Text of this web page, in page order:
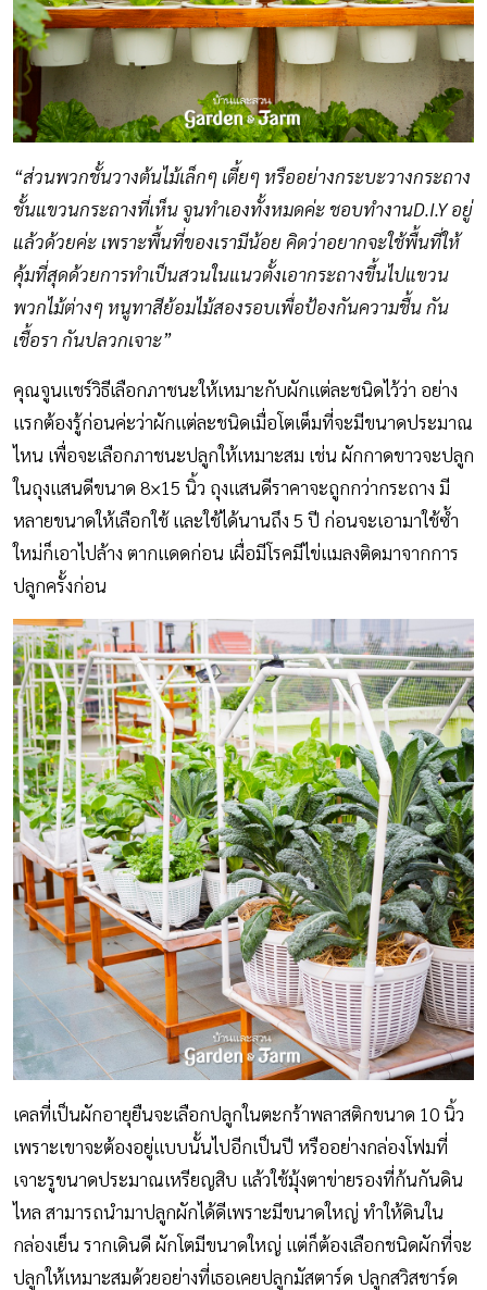
“ส่วนพวกชั้นวางต้นไม้เล็กๆ เตี้ยๆ หรืออย่างกระบะวางกระถาง
ชั้นแขวนกระถางที่เห็น จูนทำเองทั้งหมดค่ะ ชอบทำงานD.I.Y อยู่
แล้วด้วยค่ะ เพราะพื้นที่ของเรามีน้อย คิดว่าอยากจะใช้พื้นที่ให้
คุ้มที่สุดด้วยการทำเป็นสวนในแนวตั้งเอากระถางขึ้นไปแขวน
พวกไม้ต่างๆ หนูทาสีย้อมไม้สองรอบเพื่อป้องกันความชื้น กัน
เชื้อรา กันปลวกเจาะ”
คุณจูนแชร์วิธีเลือกภาชนะให้เหมาะกับผักแต่ละชนิดไว้ว่า อย่าง
แรกต้องรู้ก่อนค่ะว่าผักแต่ละชนิดเมื่อโตเต็มที่จะมีขนาดประมาณ
ไหน เพื่อจะเลือกภาชนะปลูกให้เหมาะสม เช่น ผักกาดขาวจะปลูก
ในถุงแสนดีขนาด 8×15 นิ้ว ถุงแสนดีราคาจะถูกกว่ากระถาง มี
หลายขนาดให้เลือกใช้ และใช้ได้นานถึง 5 ปี ก่อนจะเอามาใช้ซ้ำ
ใหม่ก็เอาไปล้าง ตากแดดก่อน เผื่อมีโรคมีไข่แมลงติดมาจากการ
ปลูกครั้งก่อน
เคลที่เป็นผักอายุยืนจะเลือกปลูกในตะกร้าพลาสติกขนาด 10 นิ้ว
เพราะเขาจะต้องอยู่แบบนั้นไปอีกเป็นปี หรืออย่างกล่องโฟมที่
เจาะรูขนาดประมาณเหรียญสิบ แล้วใช้มุ้งตาข่ายรองที่ก้นกันดิน
ไหล สามารถนำมาปลูกผักได้ดีเพราะมีขนาดใหญ่ ทำให้ดินใน
กล่องเย็น รากเดินดี ผักโตมีขนาดใหญ่ แต่ก็ต้องเลือกชนิดผักที่จะ
ปลูกให้เหมาะสมด้วยอย่างที่เธอเคยปลูกมัสตาร์ด ปลูกสวิสชาร์ด